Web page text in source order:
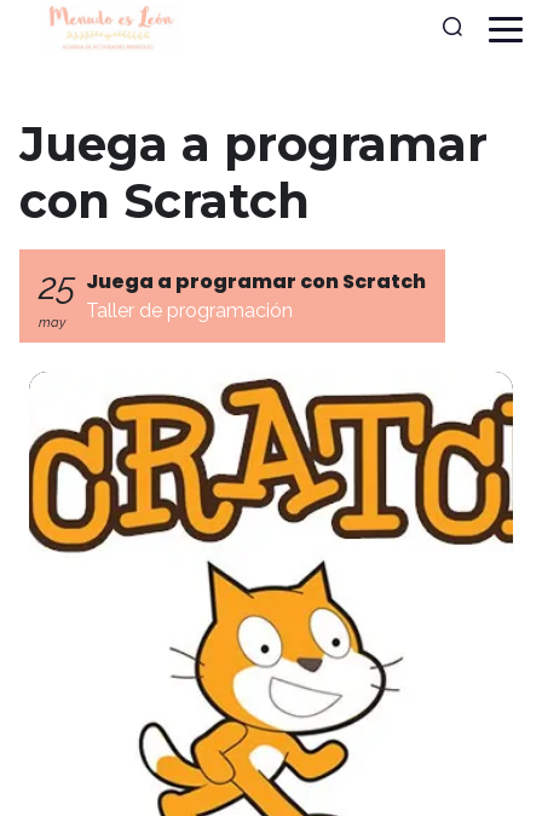
Juega a programar
con Scratch
25
may
Juega a programar con Scratch
Taller de programación